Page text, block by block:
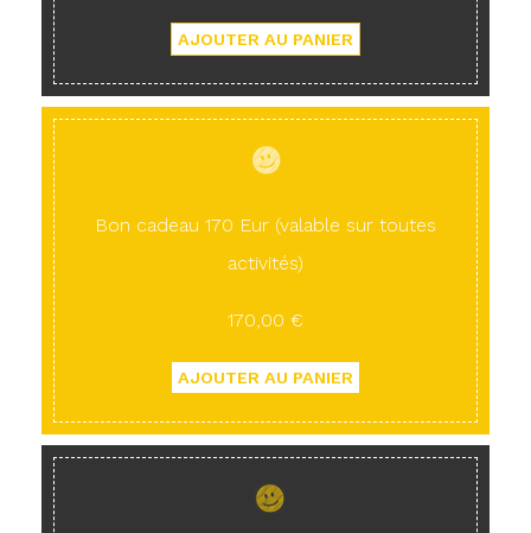
Bon cadeau 170 Eur (valable sur toutes
activités)
170,00 €